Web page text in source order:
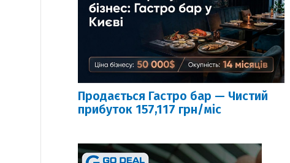
Продається Гастро бар — Чистий
прибуток 157,117 грн/міс